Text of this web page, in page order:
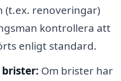
(t.ex. renoveringar)
kontrollera att
enligt standard.
Om brister har